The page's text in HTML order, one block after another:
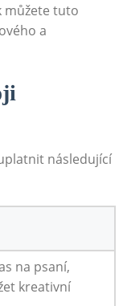
můžete tuto
a
následující
na psaní,
kreativní